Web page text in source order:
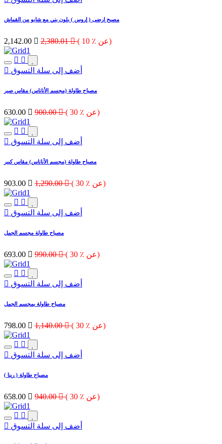
مصبح ارضى ( إروس ) بلون بني مع شابو من القماش
2,142.00  2,380.01 ( 10 ٪ عن)
أضف إلى سلة التسوق
مصباح طاولة (مجسم الأناناس) مقاس صير
630.00  900.00 ( 30 ٪ عن)
أضف إلى سلة التسوق
مصباح طاولة (مجسم الأناناس) مقاس كبير
903.00  1,290.00 ( 30 ٪ عن)
أضف إلى سلة التسوق
مصباح طاولة مجسم الجمل
693.00  990.00 ( 30 ٪ عن)
أضف إلى سلة التسوق
مصباح طاولة بمجسم الجمل
798.00  1,140.00 ( 30 ٪ عن)
أضف إلى سلة التسوق
مصباح طاولة ( رينا )
658.00  940.00 ( 30 ٪ عن)
أضف إلى سلة التسوق